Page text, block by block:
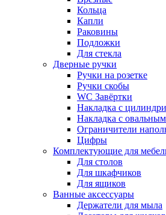
Кольца
Капли
Раковины
Подложки
Для стекла
Дверные ручки
Ручки на розетке
Ручки скобы
WC Завёртки
Накладка с
Накладка с
Ограничители
Цифры
Комплектующие для
Для столов
Для шкафчиков
Для ящиков
Ванные аксессуары
Держатели для мыла